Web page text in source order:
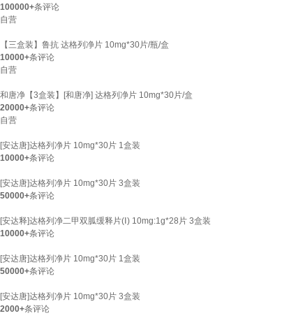
100000+条评论
自营
【三盒装】鲁抗 达格列净片 10mg*30片/瓶/盒
10000+条评论
自营
和唐净【3盒装】[和唐净] 达格列净片 10mg*30片/盒
20000+条评论
自营
[安达唐]达格列净片 10mg*30片 1盒装
10000+条评论
[安达唐]达格列净片 10mg*30片 3盒装
50000+条评论
[安达释]达格列净二甲双胍缓释片(Ⅰ) 10mg:1g*28片 3盒装
10000+条评论
[安达唐]达格列净片 10mg*30片 1盒装
50000+条评论
[安达唐]达格列净片 10mg*30片 3盒装
2000+条评论